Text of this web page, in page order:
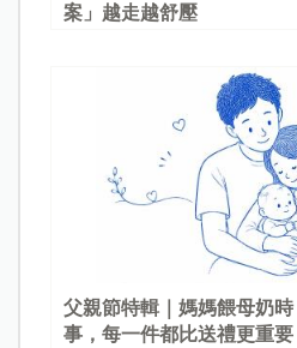
案」越走越舒壓
父親節特輯｜媽媽餵母奶
事，每一件都比送禮更重要